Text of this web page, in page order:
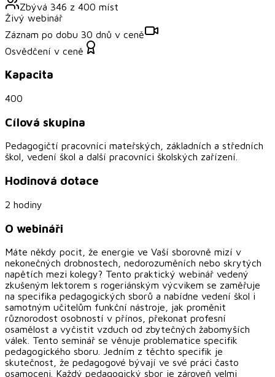
Zbývá 346 z 400 míst
Živý webinář
Záznam po dobu 30 dnů v ceně
Osvědčení v ceně
Kapacita
400
Cílová skupina
Pedagogičtí pracovníci mateřských, základních a středních
škol, vedení škol a další pracovníci školských zařízení.
Hodinová dotace
2 hodiny
O webináři
Máte někdy pocit, že energie ve Vaší sborovně mizí v
nekonečných drobnostech, nedorozuměních nebo skrytých
napětích mezi kolegy? Tento praktický webinář vedený
zkušeným lektorem s rogeriánským výcvikem se zaměřuje
na specifika pedagogických sborů a nabídne vedení škol i
samotným učitelům funkční nástroje, jak proměnit
různorodost osobností v přínos, překonat profesní
osamělost a vyčistit vzduch od zbytečných žabomyších
válek. Tento seminář se věnuje problematice specifik
pedagogického sboru. Jedním z těchto specifik je
skutečnost, že pedagogové bývají ve své práci často
osamoceni. Každý pedagogický sbor je zároveň velmi